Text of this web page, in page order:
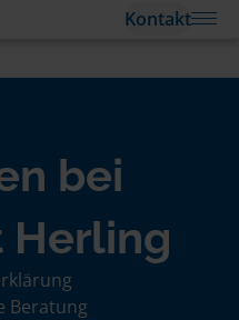
Kontakt
bei
Herling
Beratung